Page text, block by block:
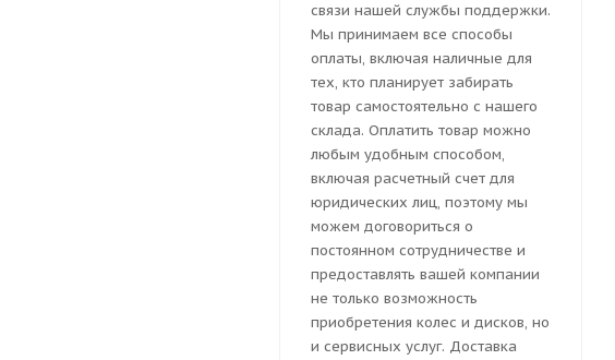
связи нашей службы поддержки.
Мы принимаем все способы
оплаты, включая наличные для
тех, кто планирует забирать
товар самостоятельно с нашего
склада. Оплатить товар можно
любым удобным способом,
включая расчетный счет для
юридических лиц, поэтому мы
можем договориться о
постоянном сотрудничестве и
предоставлять вашей компании
не только возможность
приобретения колес и дисков, но
и сервисных услуг. Доставка